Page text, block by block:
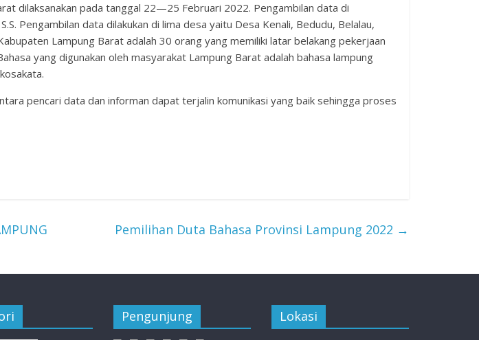
pada tanggal 22—25 Februari 2022. Pengambilan data di
Pengambilan data dilakukan di lima desa yaitu Desa Kenali, Bedudu, Belalau,
Lampung Barat adalah 30 orang yang memiliki latar belakang pekerjaan
yang digunakan oleh masyarakat Lampung Barat adalah bahasa lampung
pencari data dan informan dapat terjalin komunikasi yang baik sehingga proses
Pemilihan Duta Bahasa Provinsi Lampung 2022 →
Pengunjung Lokasi